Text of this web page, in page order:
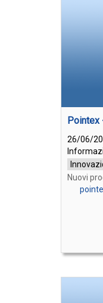
Pointex
26/06/
Nuovi